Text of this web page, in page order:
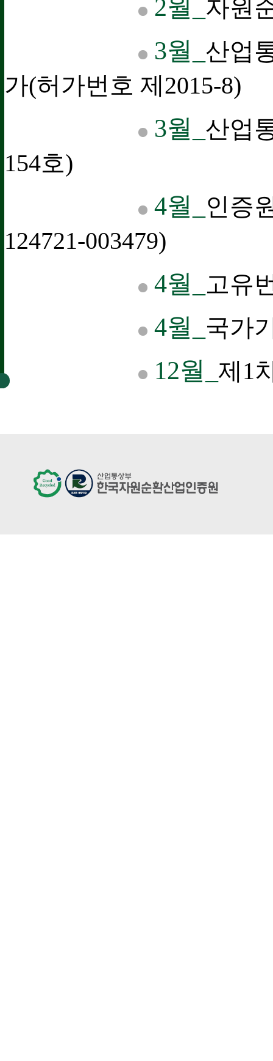
2월_ 자원
3월_ 산업
가(허가번호 제2015-8)
3월_ 산업
154호)
4월_
인증
124721-003479)
4월_ 고유
4월_ 국가
12월_ 제1